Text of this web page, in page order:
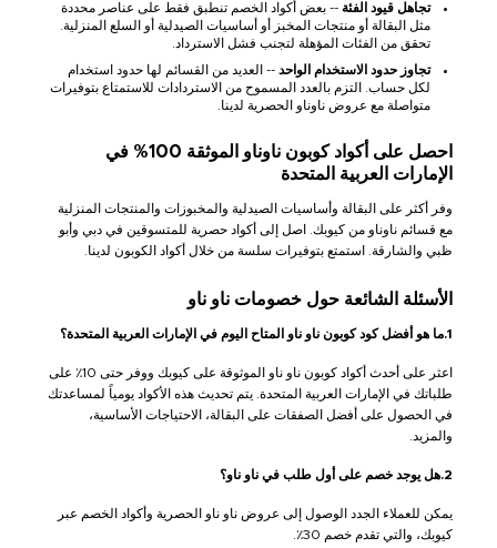
تجاهل قيود الفئة -- بعض أكواد الخصم تنطبق فقط على عناصر محددة
مثل البقالة أو منتجات المخبز أو أساسيات الصيدلية أو السلع المنزلية.
تحقق من الفئات المؤهلة لتجنب فشل الاسترداد.
تجاوز حدود الاستخدام الواحد -- العديد من القسائم لها حدود استخدام
لكل حساب. التزم بالعدد المسموح من الاستردادات للاستمتاع بتوفيرات
متواصلة مع عروض ناوناو الحصرية لدينا.
احصل على أكواد كوبون ناوناو الموثقة 100% في
الإمارات العربية المتحدة
وفر أكثر على البقالة وأساسيات الصيدلية والمخبوزات والمنتجات المنزلية
مع قسائم ناوناو من كيوبك. اصل إلى أكواد حصرية للمتسوقين في دبي وأبو
ظبي والشارقة. استمتع بتوفيرات سلسة من خلال أكواد الكوبون لدينا.
الأسئلة الشائعة حول خصومات ناو ناو
1.ما هو أفضل كود كوبون ناو ناو المتاح اليوم في الإمارات العربية المتحدة؟
اعثر على أحدث أكواد كوبون ناو ناو الموثوقة على كيوبك ووفر حتى 10٪ على
طلباتك في الإمارات العربية المتحدة. يتم تحديث هذه الأكواد يومياً لمساعدتك
في الحصول على أفضل الصفقات على البقالة، الاحتياجات الأساسية،
والمزيد.
2.هل يوجد خصم على أول طلب في ناو ناو؟
يمكن للعملاء الجدد الوصول إلى عروض ناو ناو الحصرية وأكواد الخصم عبر
كيوبك، والتي تقدم خصم 30٪.